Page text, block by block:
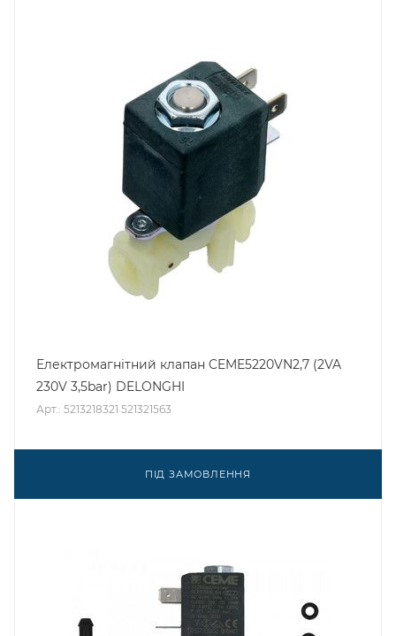
Електромагнітний клапан CEME5220VN2,7 (2VA
230V 3,5bar) DELONGHI
Арт.: 5213218321 521321563
ПІД ЗАМОВЛЕННЯ